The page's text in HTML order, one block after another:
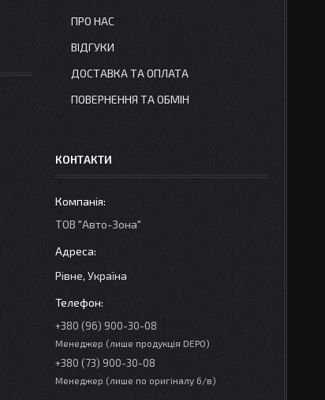
ПРО НАС
ВІДГУКИ
ДОСТАВКА ТА ОПЛАТА
ПОВЕРНЕННЯ ТА ОБМІН
КОНТАКТИ
ТОВ "Авто-Зона"
Рівне, Україна
+380 (96) 900-30-08
Менеджер (лише продукція DEPO)
+380 (73) 900-30-08
Менеджер (лише по оригіналу б/в)